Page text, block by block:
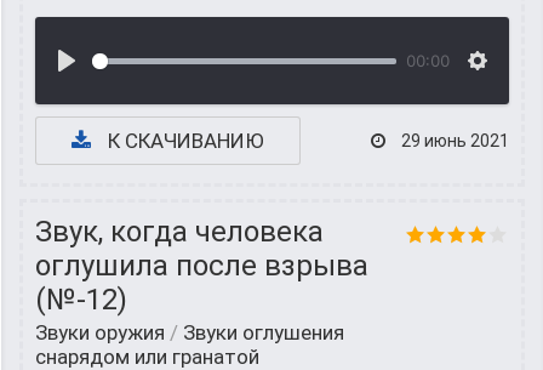
00:00
К СКАЧИВАНИЮ 29 июнь 2021
Звук, когда человека
оглушила после взрыва
(№-12)
Звуки оружия / Звуки оглушения
снарядом или гранатой